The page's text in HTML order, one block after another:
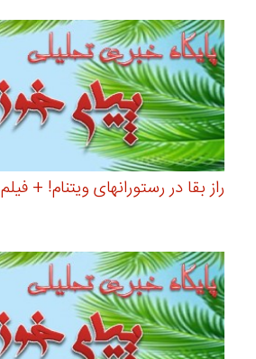
راز بقا در رستورانهای ویتنام! + فیلم